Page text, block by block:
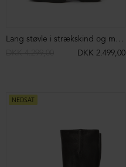
Lang støvle i strækskind og med lynlås
DKK 2.499,00
NEDSAT